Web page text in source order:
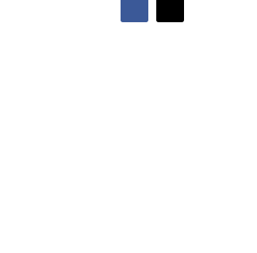
Sdílet
Sdílejte